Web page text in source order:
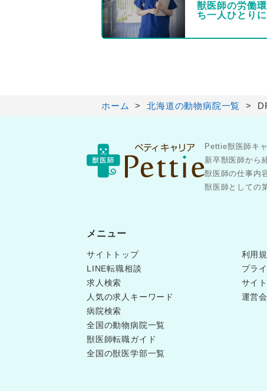
獣医師の労働
ち一人ひとり
ホーム 北海道の動物病院一覧
Pettie獣医師キ
新卒獣医師から
獣医師の仕事内
獣医師としての
メニュー
サイトトップ
LINE転職相談
求人検索
人気の求人キーワード
病院検索
全国の動物病院一覧
獣医師転職ガイド
全国の獣医学部一覧
利用
プラ
サイ
運営